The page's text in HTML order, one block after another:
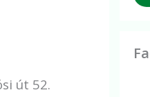
út 52.